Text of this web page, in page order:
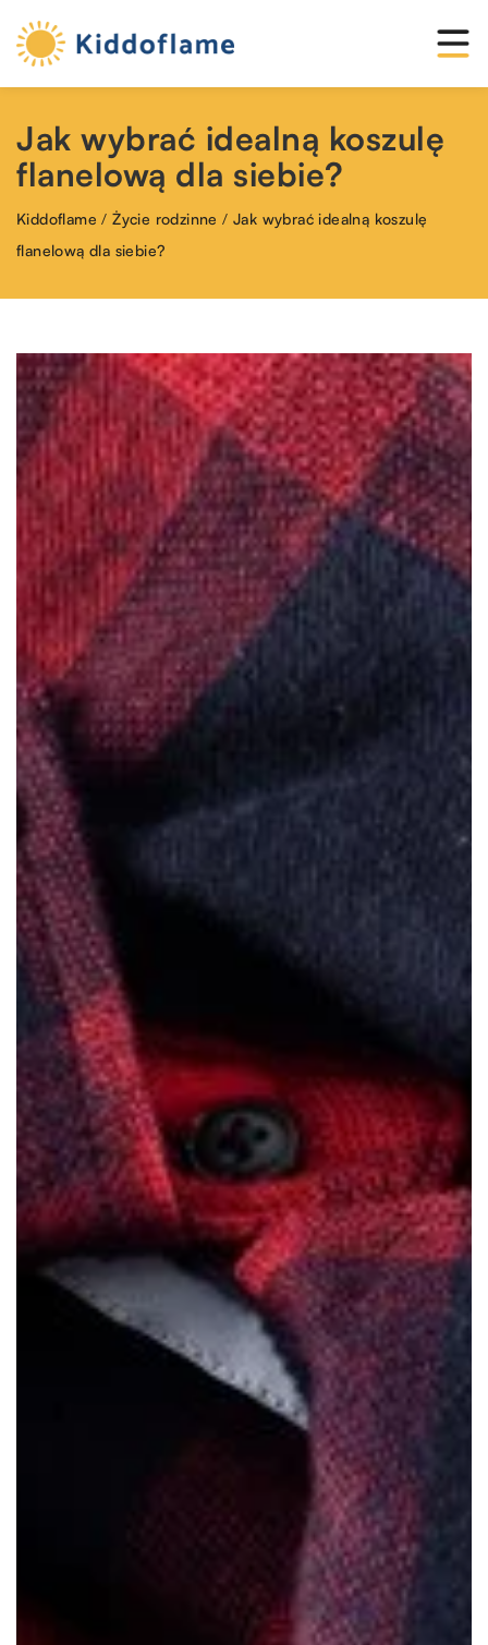
Jak wybrać idealną koszulę
flanelową dla siebie?
Kiddoflame /Życie rodzinne /Jak wybrać idealną koszulę
flanelową dla siebie?